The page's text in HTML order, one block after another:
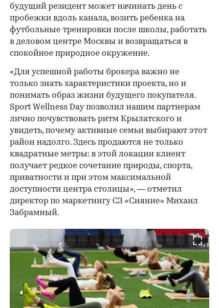
будущий резидент может начинать день с
пробежки вдоль канала, возить ребенка на
футбольные тренировки после школы, работать
в деловом центре Москвы и возвращаться в
спокойное природное окружение.
«Для успешной работы брокера важно не
только знать характеристики проекта, но и
понимать образ жизни будущего покупателя.
Sport Wellness Day позволил нашим партнерам
лично почувствовать ритм Крылатского и
увидеть, почему активные семьи выбирают этот
район надолго. Здесь продаются не только
квадратные метры: в этой локации клиент
получает редкое сочетание природы, спорта,
приватности и при этом максимальной
доступности центра столицы», — отметил
директор по маркетингу СЗ «Сияние» Михаил
Забрамный.